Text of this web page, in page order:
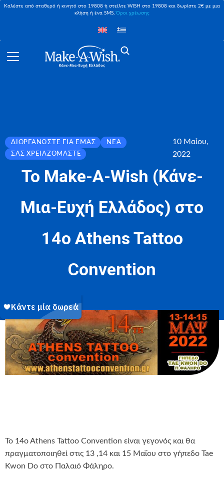
Καλέστε από σταθερό ή κινητό στο 19808 ή στείλτε WISH στο 19808 και δωρίστε 2€ με μια
κλήση ή ένα SMS,Όροι χρέωσης
ΔΙΟΡΓΑΝΏΣΤΕ ΓΙΑ ΕΜΆΣ
ΝΈΑ
ΣΑΣ ΧΡΕΙΑΖΌΜΑΣΤΕ
10 Μαΐου,
2022
Το Make-A-Wish (Κάνε-
Μια-Ευχή Ελλάδος) στο
14o Athens Tattoo
Convention
To 14o Athens Tattoo Convention είναι γεγονός και θα
πραγματοποιηθεί στις 13 ,14 και 15 Μαΐου στο γήπεδο Tae
Kwon Do στο Παλαιό Φάληρο.